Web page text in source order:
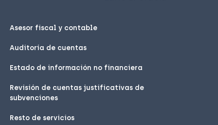
Asesor fiscal y contable
Auditoría de cuentas
Estado de información no financiera
Revisión de cuentas justificativas de
subvenciones
Resto de servicios